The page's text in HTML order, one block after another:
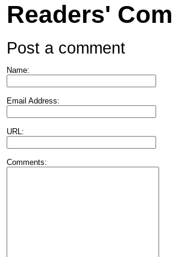
Readers'
Post a comment
Name:
Email Address:
URL:
Comments: